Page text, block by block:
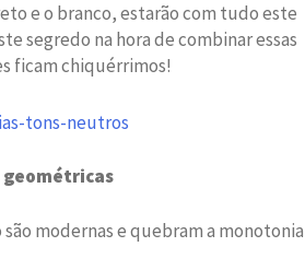
e o branco, estarão com tudo este
segredo na hora de combinar essas
ficam chiquérrimos!
geométricas
modernas e quebram a monotonia